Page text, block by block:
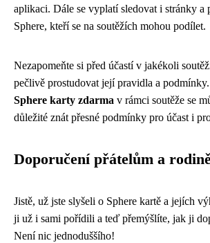
aplikaci. Dále se vyplatí sledovat i stránky a
Sphere, kteří se na soutěžích mohou podílet.
Nezapomeňte si před účastí v jakékoli
pečlivě prostudovat její pravidla a podmínky.
Sphere karty zdarma v rámci soutěže se
důležité znát přesné podmínky pro účast i
Doporučení přátelům a
Jistě, už jste slyšeli o Sphere kartě a jejích
ji už i sami pořídili a teď přemýšlíte, jak ji
Není nic jednoduššího!